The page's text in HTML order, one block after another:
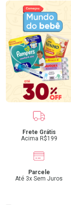
Benefícios
Frete Grátis
Acima R$199
Parcele
Até 3x Sem Juros